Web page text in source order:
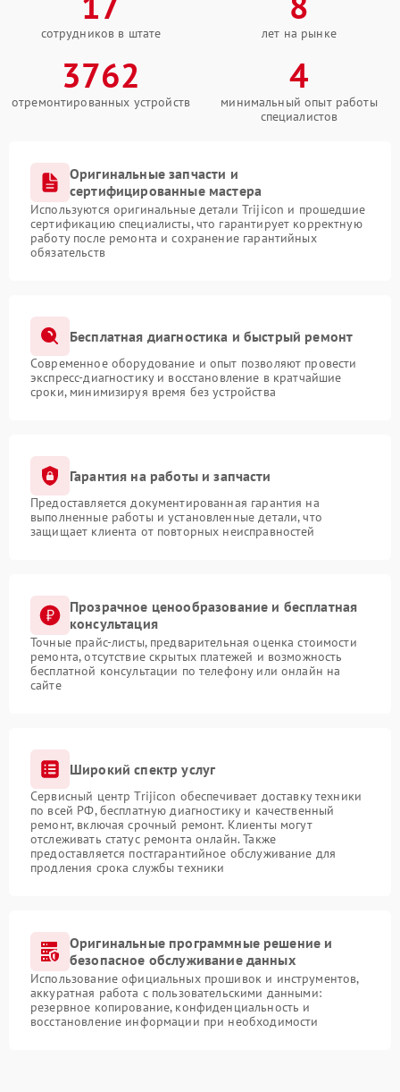
сотрудников в штате лет на рынке
3762
отремонтированных устройств
4
минимальный опыт работы
специалистов
Оригинальные запчасти и
сертифицированные мастера
Используются оригинальные детали Trijicon и прошедшие
сертификацию специалисты, что гарантирует корректную
работу после ремонта и сохранение гарантийных
обязательств
Бесплатная диагностика и быстрый ремонт
Современное оборудование и опыт позволяют провести
экспресс-диагностику и восстановление в кратчайшие
сроки, минимизируя время без устройства
Гарантия на работы и запчасти
Предоставляется документированная гарантия на
выполненные работы и установленные детали, что
защищает клиента от повторных неисправностей
Прозрачное ценообразование и бесплатная
консультация
Точные прайс-листы, предварительная оценка стоимости
ремонта, отсутствие скрытых платежей и возможность
бесплатной консультации по телефону или онлайн на
сайте
Широкий спектр услуг
Сервисный центр Trijicon обеспечивает доставку техники
по всей РФ, бесплатную диагностику и качественный
ремонт, включая срочный ремонт. Клиенты могут
отслеживать статус ремонта онлайн. Также
предоставляется постгарантийное обслуживание для
продления срока службы техники
Оригинальные программные решение и
безопасное обслуживание данных
Использование официальных прошивок и инструментов,
аккуратная работа с пользовательскими данными:
резервное копирование, конфиденциальность и
восстановление информации при необходимости